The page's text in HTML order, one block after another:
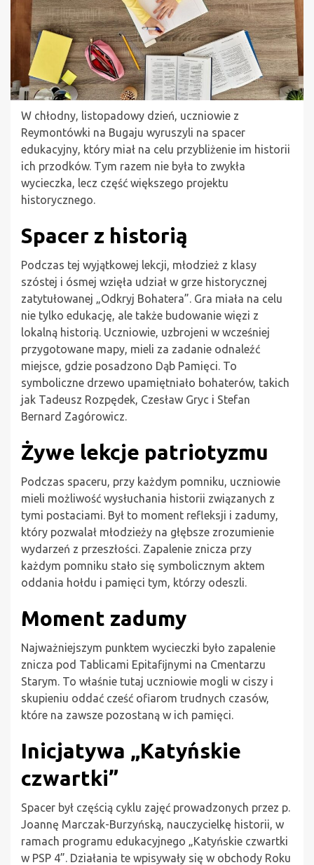
W chłodny, listopadowy dzień, uczniowie z
Reymontówki na Bugaju wyruszyli na spacer
edukacyjny, który miał na celu przybliżenie im historii
ich przodków. Tym razem nie była to zwykła
wycieczka, lecz część większego projektu
historycznego.
Spacer z historią
Podczas tej wyjątkowej lekcji, młodzież z klasy
szóstej i ósmej wzięła udział w grze historycznej
zatytułowanej „Odkryj Bohatera”. Gra miała na celu
nie tylko edukację, ale także budowanie więzi z
lokalną historią. Uczniowie, uzbrojeni w wcześniej
przygotowane mapy, mieli za zadanie odnaleźć
miejsce, gdzie posadzono Dąb Pamięci. To
symboliczne drzewo upamiętniało bohaterów, takich
jak Tadeusz Rozpędek, Czesław Gryc i Stefan
Bernard Zagórowicz.
Żywe lekcje patriotyzmu
Podczas spaceru, przy każdym pomniku, uczniowie
mieli możliwość wysłuchania historii związanych z
tymi postaciami. Był to moment refleksji i zadumy,
który pozwalał młodzieży na głębsze zrozumienie
wydarzeń z przeszłości. Zapalenie znicza przy
każdym pomniku stało się symbolicznym aktem
oddania hołdu i pamięci tym, którzy odeszli.
Moment zadumy
Najważniejszym punktem wycieczki było zapalenie
znicza pod Tablicami Epitafijnymi na Cmentarzu
Starym. To właśnie tutaj uczniowie mogli w ciszy i
skupieniu oddać cześć ofiarom trudnych czasów,
które na zawsze pozostaną w ich pamięci.
Inicjatywa „Katyńskie
czwartki”
Spacer był częścią cyklu zajęć prowadzonych przez p.
Joannę Marczak-Burzyńską, nauczycielkę historii, w
ramach programu edukacyjnego „Katyńskie czwartki
w PSP 4”. Działania te wpisywały się w obchody Roku